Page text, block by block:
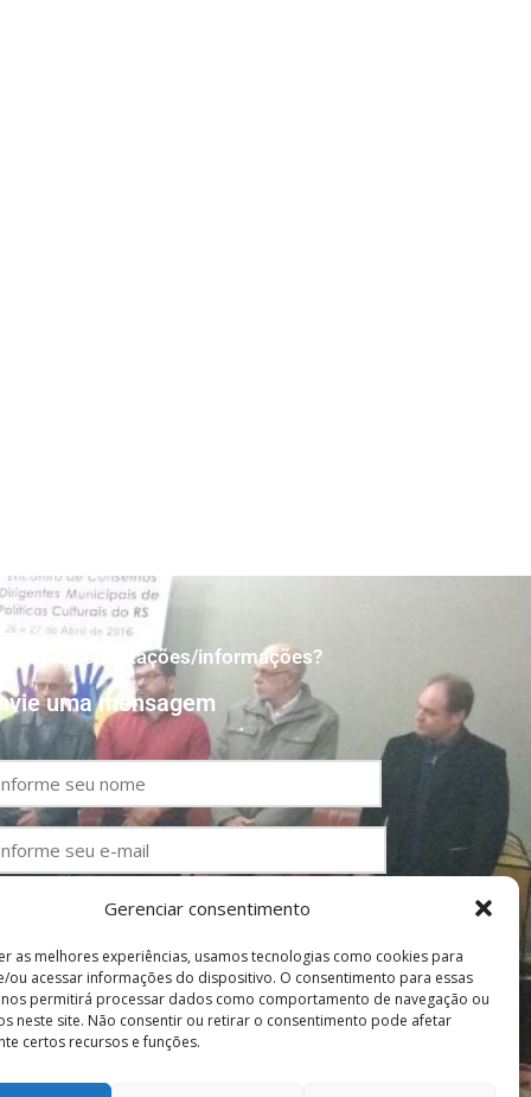
Gerenciar consentimento
as melhores experiências, usamos tecnologias como cookies para
ou acessar informações do dispositivo. O consentimento para essas
permitirá processar dados como comportamento de navegação ou
neste site. Não consentir ou retirar o consentimento pode afetar
certos recursos e funções.
de orientações/informações?
uma mensagem